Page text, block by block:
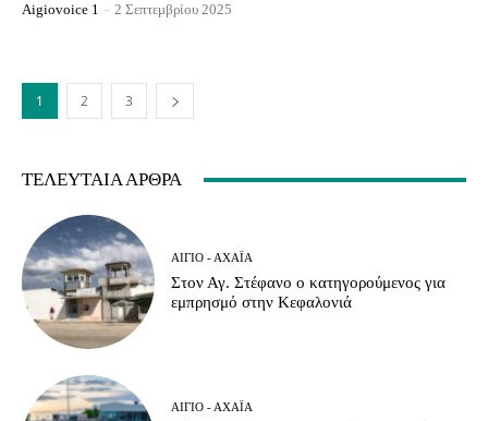
Aigiovoice 1 - 2 Σεπτεμβρίου 2025
1 2 3
ΤΕΛΕΥΤΑΊΑ ΆΡΘΡΑ
ΑΊΓΙΟ - ΑΧΑΪ́Α
Στον Αγ. Στέφανο ο κατηγορούμενος για
εμπρησμό στην Κεφαλονιά
ΑΊΓΙΟ - ΑΧΑΪ́Α